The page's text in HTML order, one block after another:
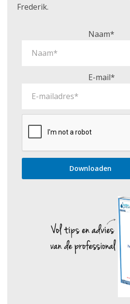
Frederik.
Naam*
E-mail*